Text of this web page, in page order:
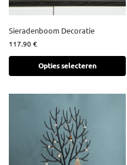
Sieradenboom Decoratie
117.90€
Opties selecteren